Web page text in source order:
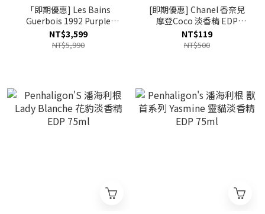
「即期優惠] Les Bains
Guerbois 1992 Purple
Night 紫夜幻夢淡香精 EDP
100ml 效期至2027.01
NT$3,599
NT$5,990
[即期優惠] Chanel 香奈兒
摩登Coco 淡香精 EDP
1.5ml 效期 2027.04
NT$119
NT$500